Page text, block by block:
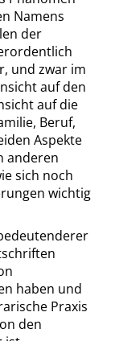
Namens
der
und zwar im
auf den
auf die
Beruf,
Aspekte
anderen
sich noch
wichtig
haben und
Praxis
den